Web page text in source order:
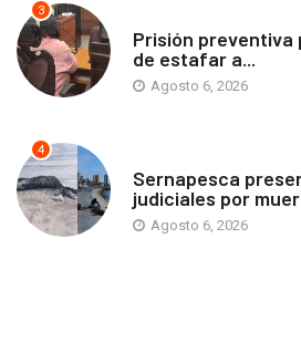
3
Prisión preventiva
de estafar a...
Agosto 6, 2026
4
Sernapesca
judiciales por
Agosto 6, 2026